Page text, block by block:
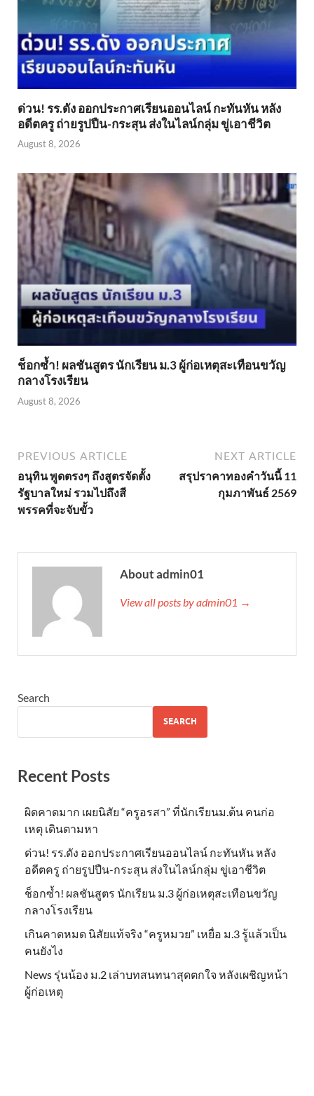
ด่วน! รร.ดัง ออกประกาศเรียนออนไลน์ กะทันหัน หลัง
อดีตครู ถ่ายรูปปืน-กระสุน ส่งในไลน์กลุ่ม ขู่เอาชีวิต
August 8, 2026
ช็อกซ้ำ! ผลชันสูตร นักเรียน ม.3 ผู้ก่อเหตุสะเทือนขวัญ
กลางโรงเรียน
August 8, 2026
PREVIOUS ARTICLE
อนุทิน พูดตรงๆ ถึงสูตรจัดตั้ง
รัฐบาลใหม่ รวมไปถึงสี
พรรคที่จะจับขั้ว
NEXT ARTICLE
สรุปราคาทองคำวันนี้ 11
กุมภาพันธ์ 2569
About admin01
View all posts by admin01 →
Search
SEARCH
Recent Posts
ผิดคาดมาก เผยนิสัย “ครูอรสา” ที่นักเรียนม.ต้น คนก่อ
เหตุ เดินตามหา
ด่วน! รร.ดัง ออกประกาศเรียนออนไลน์ กะทันหัน หลัง
อดีตครู ถ่ายรูปปืน-กระสุน ส่งในไลน์กลุ่ม ขู่เอาชีวิต
ช็อกซ้ำ! ผลชันสูตร นักเรียน ม.3 ผู้ก่อเหตุสะเทือนขวัญ
กลางโรงเรียน
เกินคาดหมด นิสัยแท้จริง “ครูหมวย” เหยื่อ ม.3 รู้แล้วเป็น
คนยังไง
News รุ่นน้อง ม.2 เล่าบทสนทนาสุดตกใจ หลังเผชิญหน้า
ผู้ก่อเหตุ